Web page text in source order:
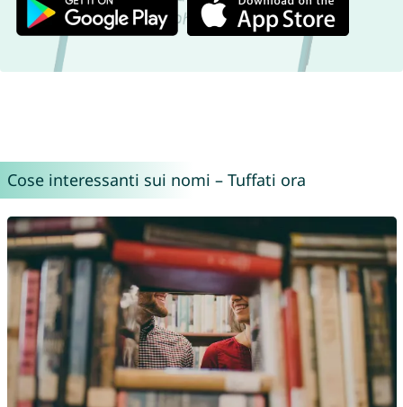
Cose interessanti sui nomi – Tuffati ora